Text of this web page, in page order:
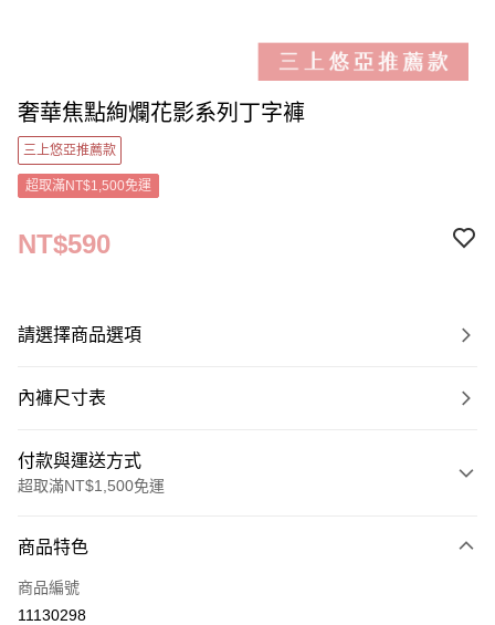
奢華焦點絢爛花影系列丁字褲
三上悠亞推薦款
超取滿NT$1,500免運
NT$590
請選擇商品選項
內褲尺寸表
付款與運送方式
超取滿NT$1,500免運
信用卡一次付款
超商取貨付款
商品特色
商品編號
11130298